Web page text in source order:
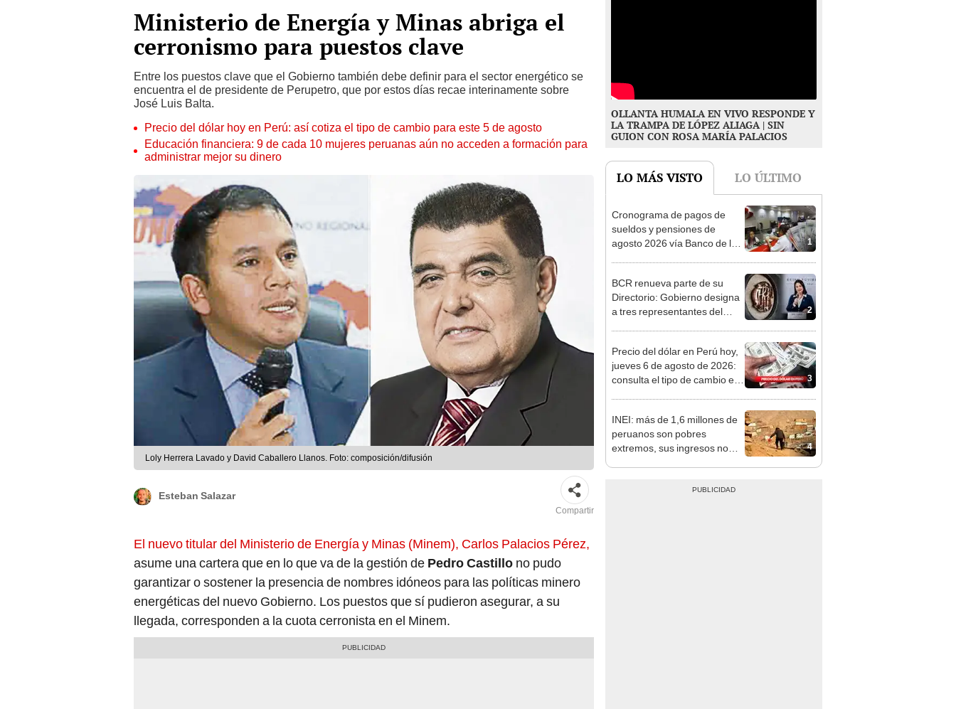
Ministerio de Energía y Minas abriga el
cerronismo para puestos clave
Entre los puestos clave que el Gobierno también debe definir para el sector energético se
encuentra el de presidente de Perupetro, que por estos días recae interinamente sobre
José Luis Balta.
Precio del dólar hoy en Perú: así cotiza el tipo de cambio para este 5 de agosto
Educación financiera: 9 de cada 10 mujeres peruanas aún no acceden a formación para
administrar mejor su dinero
Loly Herrera Lavado y David Caballero Llanos. Foto: composición/difusión
Esteban Salazar
Compartir
El nuevo titular del Ministerio de Energía y Minas (Minem), Carlos Palacios Pérez,
asume una cartera que en lo que va de la gestión de Pedro Castillo no pudo
garantizar o sostener la presencia de nombres idóneos para las políticas minero
energéticas del nuevo Gobierno. Los puestos que sí pudieron asegurar, a su
llegada, corresponden a la cuota cerronista en el Minem.
OLLANTA HUMALA EN VIVO RESPONDE Y
LA TRAMPA DE LÓPEZ ALIAGA | SIN
GUION CON ROSA MARÍA PALACIOS
LO MÁS VISTO LO ÚLTIMO
1
Cronograma de pagos de
sueldos y pensiones de
agosto 2026 vía Banco de la
2
BCR renueva parte de su
Directorio: Gobierno designa
a tres representantes del
3
Precio del dólar en Perú hoy,
jueves 6 de agosto de 2026:
consulta el tipo de cambio en
4
INEI: más de 1,6 millones de
peruanos son pobres
extremos, sus ingresos no